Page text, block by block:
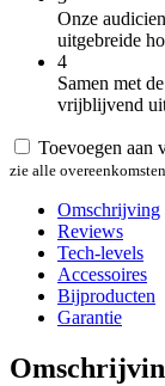
Onze
uitgebreide
4
Samen met
vrijblijvend
Toevoegen aan
zie alle
Omschrijving
Reviews
Tech-levels
Accessoires
Bijproducten
Garantie